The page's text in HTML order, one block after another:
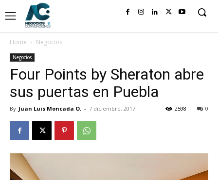
Home Negocios
Negocios
Four Points by Sheraton abre
sus puertas en Puebla
By Juan Luis Moncada O. - 7 diciembre, 2017 0
2598